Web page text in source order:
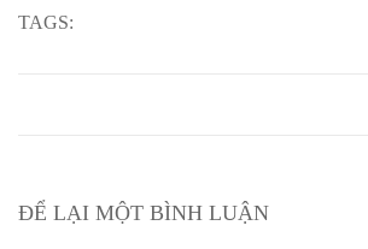
TAGS:
ĐỂ LẠI MỘT BÌNH LUẬN